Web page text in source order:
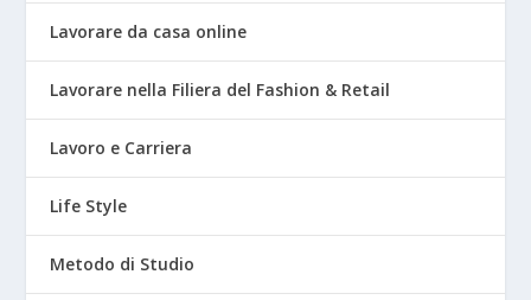
Lavorare da casa online
Lavorare nella Filiera del Fashion & Retail
Lavoro e Carriera
Life Style
Metodo di Studio